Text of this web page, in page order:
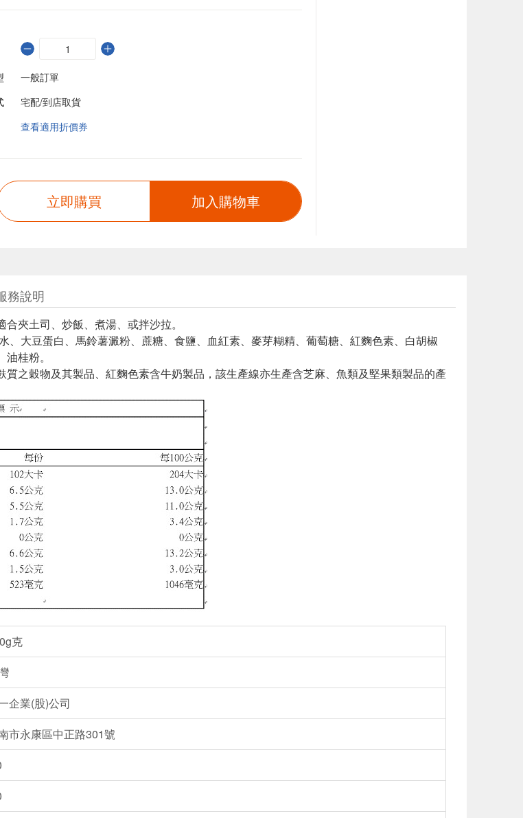
一般訂單
宅配/到店取貨
查看適用折價券
立即購買 加入購物車
務說明
夾土司、炒飯、煮湯、或拌沙拉。
、大豆蛋白、馬鈴薯澱粉、蔗糖、食鹽、血紅素、麥芽糊精、葡萄糖、紅麴色素、白胡椒
桂粉。
質之穀物及其製品、紅麴色素含牛奶製品，該生產線亦生產含芝麻、魚類及堅果類製品的產
克
企業(股)公司
市永康區中正路301號